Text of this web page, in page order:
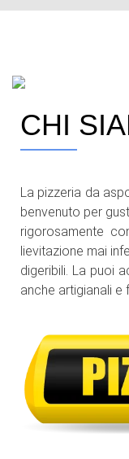
CHI
La pizzeria da
benvenuto per
rigorosamente
lievitazione mai
digeribili. La puoi
anche artigianali e